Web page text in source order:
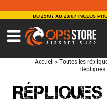
DU 29/07 AU 28/07 INCLUS
Accueil > Toutes les
Répliques